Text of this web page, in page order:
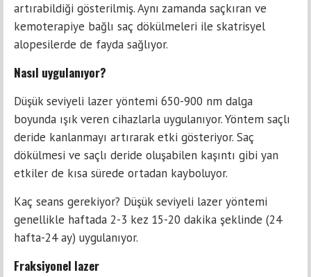
artırabildiği gösterilmiş. Aynı zamanda saçkıran ve
kemoterapiye bağlı saç dökülmeleri ile skatrisyel
alopesilerde de fayda sağlıyor.
Nasıl uygulanıyor?
Düşük seviyeli lazer yöntemi 650-900 nm dalga
boyunda ışık veren cihazlarla uygulanıyor. Yöntem saçlı
deride kanlanmayı artırarak etki gösteriyor. Saç
dökülmesi ve saçlı deride oluşabilen kaşıntı gibi yan
etkiler de kısa sürede ortadan kayboluyor.
Kaç seans gerekiyor? Düşük seviyeli lazer yöntemi
genellikle haftada 2-3 kez 15-20 dakika şeklinde (24
hafta-24 ay) uygulanıyor.
Fraksiyonel lazer